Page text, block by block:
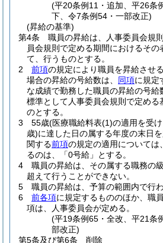
(平20条例11・追加、平26条
下、令7条例54・一部改正)
(昇給の基準)
第4条
職員の昇給は、人事委員会規
員会規則で定める期間におけるその
て、行うものとする。
2
前項の規定により職員を昇給させ
場合の昇給の号給数は、 同項に規定
な成績で勤務した職員の昇給の号給
標準として人事委員会規則で定める
のとする。
3
55歳(医療職給料表(1)の適用を受
歳)に達した日の属する年度の末日
関する前項の規定の適用については、
るのは、「0号給」とする。
4
職員の昇給は、その属する職務の
超えて行うことができない。
5
職員の昇給は、予算の範囲内で行
6
前各項に規定するもののほか、職
項は、人事委員会が定める。
(平19条例65・全改、平21条
部改正)
第5条及び第6条
削除